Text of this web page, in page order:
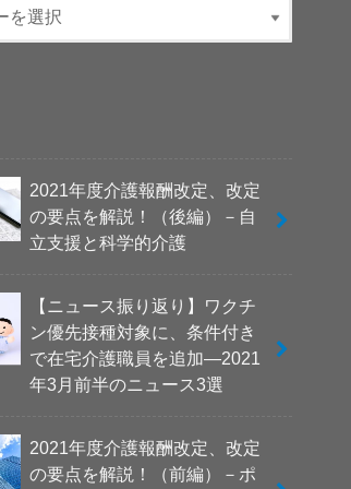
2021年度介護報酬改定、改定
の要点を解説！（後編）－自
立支援と科学的介護
【ニュース振り返り】ワクチ
ン優先接種対象に、条件付き
で在宅介護職員を追加―2021
年3月前半のニュース3選
2021年度介護報酬改定、改定
の要点を解説！（前編）－ポ